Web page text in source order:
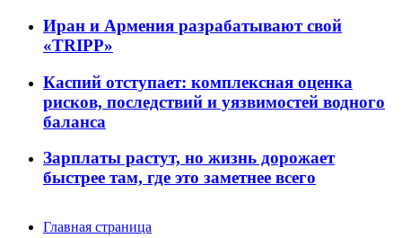
Иран и Армения разрабатывают свой
«TRIPP»
Каспий отступает: комплексная оценка
рисков, последствий и уязвимостей водного
баланса
Зарплаты растут, но жизнь дорожает
быстрее там, где это заметнее всего
Главная страница